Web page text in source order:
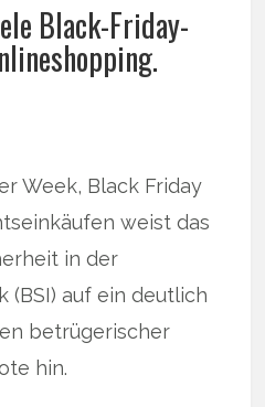
Black-Friday-
Week, Black Friday
weist das
in der
(BSI) auf ein deutlich
betrügerischer
hin.